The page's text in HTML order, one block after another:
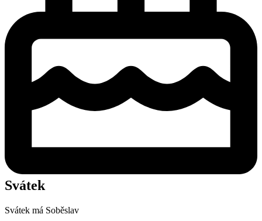
Svátek
Svátek má Soběslav